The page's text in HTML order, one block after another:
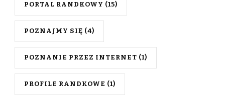
PORTAL RANDKOWY (15)
POZNAJMY SIĘ (4)
POZNANIE PRZEZ INTERNET (1)
PROFILE RANDKOWE (1)